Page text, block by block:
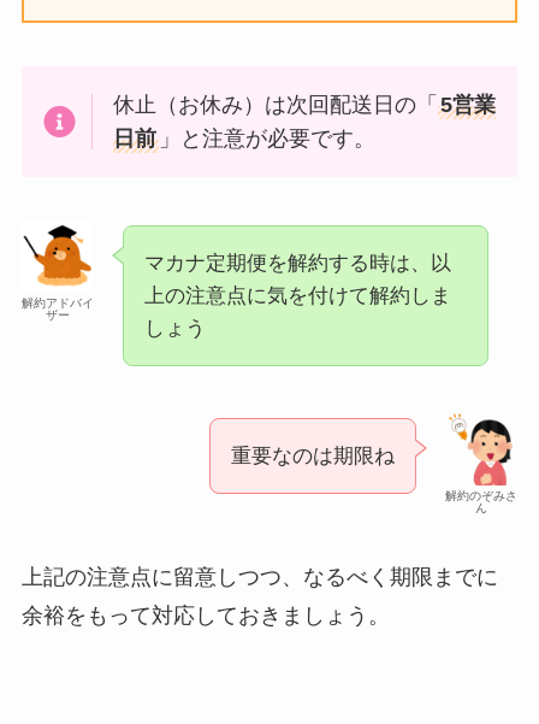
休止（お休み）は次回配送日の「5営業
日前 」と注意が必要です。
解約アドバイ
ザー
マカナ定期便を解約する時は、以
上の注意点に気を付けて解約しま
しょう
解約のぞみさ
ん
重要なのは期限ね
上記の注意点に留意しつつ、なるべく期限までに
余裕をもって対応しておきましょう。